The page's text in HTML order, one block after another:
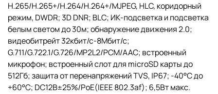
H.265/H.265+/H.264/H.264+/MJPEG, HLC, коридорный
режим, DWDR; 3D DNR; BLC; ИК-подсветка и подсветка
белым светом до 30м; обнаружение движения 2.0;
видеобитрейт 32кбит/с-8Мбит/с;
G.711/G.722.1/G.726/MP2L2/PCM/AAC; встроенный
микрофон; встроенный слот для microSD карты до
512Гб; защита от перенапряжений TVS, IP67; -40°C до
+60°C; DC12В±25%/PoE(IEEE 802.3af); 6,5Вт макс.